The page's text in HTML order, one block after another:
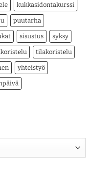
kukkasidontakurssi
puutarha
sisustus syksy
tilakoristelu
yhteistyö